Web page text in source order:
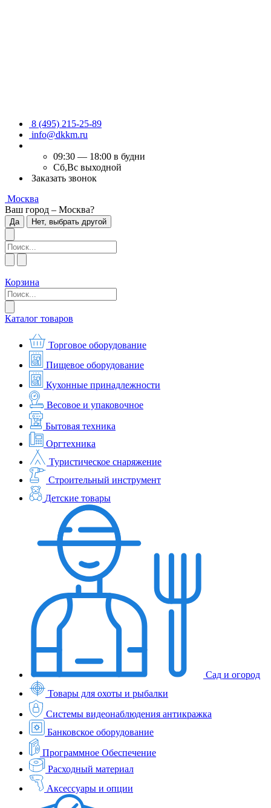
8 (495) 215-25-89
info@dkkm.ru
09:30 — 18:00 в будни
Сб,Вс выходной
Заказать звонок
Москва
Ваш город – Москва?
Да Нет, выбрать другой
Корзина
Каталог товаров
Торговое оборудование
Пищевое оборудование
Кухонные принадлежности
Весовое и упаковочное
Бытовая техника
Оргтехника
Туристическое снаряжение
Строительный инструмент
Детские товары
Сад и огород
Товары для охоты и рыбалки
Системы видеонаблюдения антикражка
Банковское оборудование
Программное Обеспечение
Расходный материал
Аксессуары и опции